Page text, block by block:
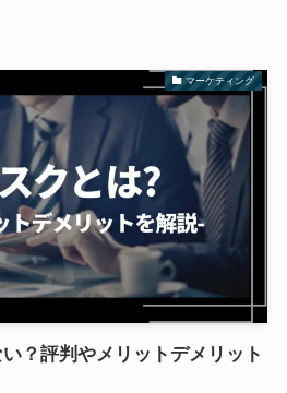
マーケティング
？評判やメリットデメリット